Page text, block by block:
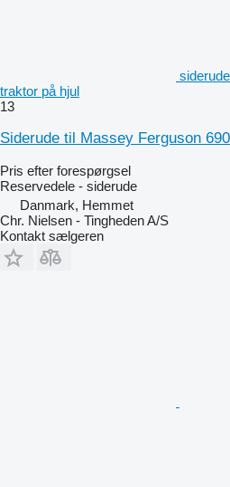
traktor på hjul
13
Siderude til Massey Ferguson
Pris efter forespørgsel
Reservedele - siderude
Danmark, Hemmet
Chr. Nielsen - Tingheden A/S
Kontakt sælgeren